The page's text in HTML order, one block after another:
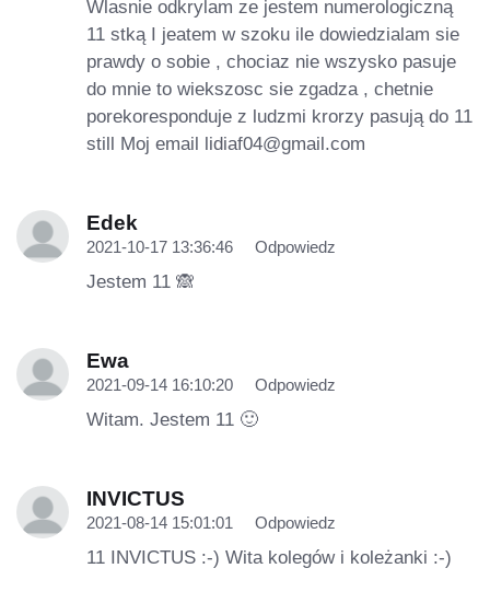
Wlasnie odkrylam ze jestem numerologiczną
11 stką I jeatem w szoku ile dowiedzialam sie
prawdy o sobie , chociaz nie wszysko pasuje
do mnie to wiekszosc sie zgadza , chetnie
porekoresponduje z ludzmi krorzy pasują do 11
still Moj email lidiaf04@gmail.com
Edek
2021-10-17 13:36:46 Odpowiedz
Jestem 11 🙈
Ewa
2021-09-14 16:10:20 Odpowiedz
Witam. Jestem 11 🙂
INVICTUS
2021-08-14 15:01:01 Odpowiedz
11 INVICTUS :-) Wita kolegów i koleżanki :-)